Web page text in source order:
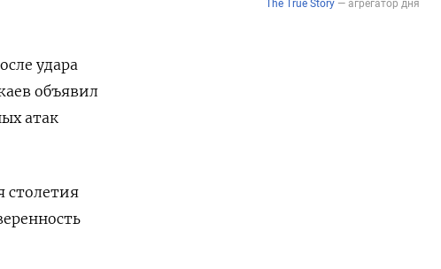
удара
объявил
атак
столетия